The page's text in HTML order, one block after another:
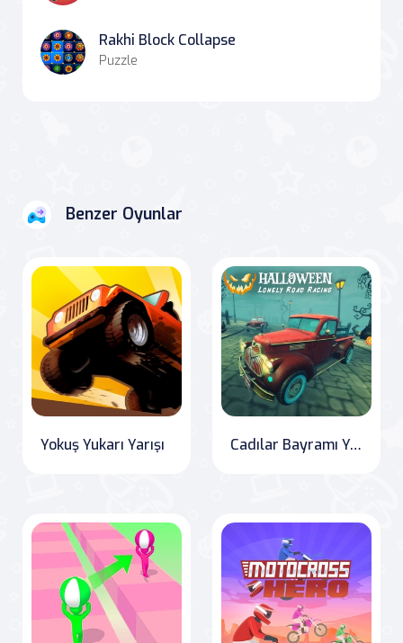
Rakhi Block Collapse
Puzzle
Benzer Oyunlar
Yokuş Yukarı Yarışı Cadılar Bayramı Yalnız Yol Yarışı